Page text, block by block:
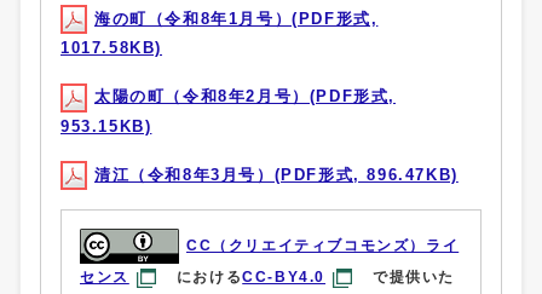
海の町（令和8年1月号）(PDF形式,
1017.58KB)
太陽の町（令和8年2月号）(PDF形式,
953.15KB)
清江（令和8年3月号）(PDF形式, 896.47KB)
CC（クリエイティブコモンズ）ライ
センス
におけるCC-BY4.0
で提供いた